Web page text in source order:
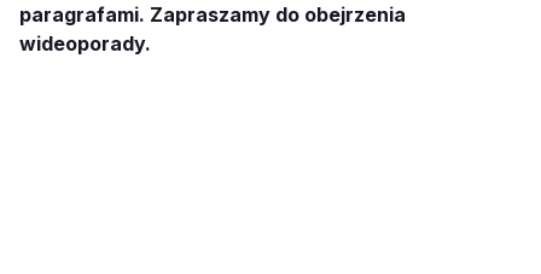
paragrafami. Zapraszamy do obejrzenia
wideoporady.